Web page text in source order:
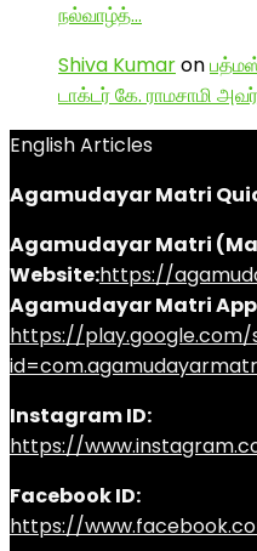
நல்வாழ்த்…
Shiva Kumaron
டாக்டர் கே. ராமசாமி
English Articles
Agamudayar Matri
Agamudayar Matri
Website:https://
Agamudayar Matri
https://
Instagram ID:
https://
Facebook ID:
https://